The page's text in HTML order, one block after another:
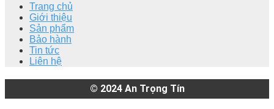
Trang chủ
Giới thiệu
Sản phẩm
Bảo hành
Tin tức
Liên hệ
© 2024 An Trọng Tín